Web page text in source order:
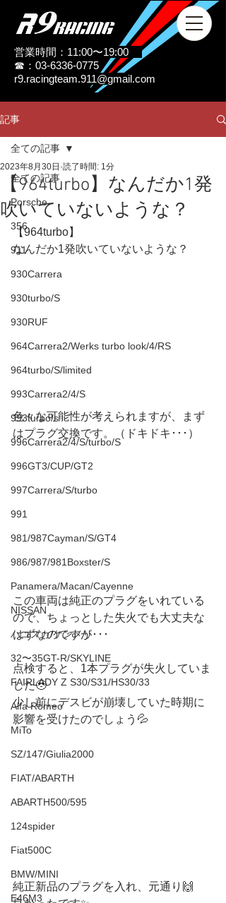
営業時間：11:00〜19:00
☎：03-6336-0775
r9.racingteam.911@gmail.com
記事
全ての記事
Porsche
356
911
930Carrera
930turbo/S
930RUF
964Carrera2/Werks turbo look/4/RS
964turbo/S/limited
993Carrera2/4/S
993turbo/s
996Carrera2/4/S/turbo/S
996GT3/CUP/GT2
997Carrera/S/turbo
991
981/987Cayman/S/GT4
986/987/981Boxster/S
Panamera/Macan/Cayenne
NISSAN
ハコスカ/ケンメリ
32〜35GT-R/SKYLINE
FAIRLADY Z S30/S31/HS30/33
Alfa Romeo
MiTo
SZ/147/Giulia2000
FIAT/ABARTH
ABARTH500/595
124spider
Fiat500C
BMW/MINI
E46M3
全ての記事
【964turbo】なんだか1発
吹いていないような？
2023年8月30日 読了時間: 1分
【964turbo】
なんだか1発吹いていないような？
色々な可能性が考えられますが、まず
はプラグ交換です。（ドキドキ･･･）
この車両は純正のプラグをいれている
ので、ちょっとした失火でも大丈夫な
はずなのですが･･･
点検すると、1本プラグが失火していま
した🥹
少し前にデスビが崩壊していた時期に
影響を受けたのでしょう💦
純正新品のプラグを入れ、元通り🙌